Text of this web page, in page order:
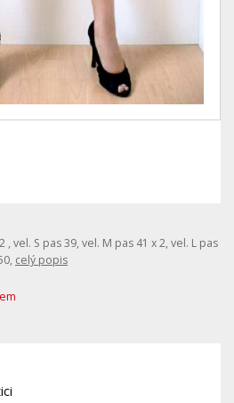
, vel. S pas 39, vel. M pas 41 x 2, vel. L pas
celý popis